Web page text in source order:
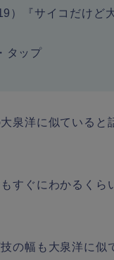
）『サイコだけど
タップ
泉洋に似ていると
もすぐにわかるくら
の幅も大泉洋に似